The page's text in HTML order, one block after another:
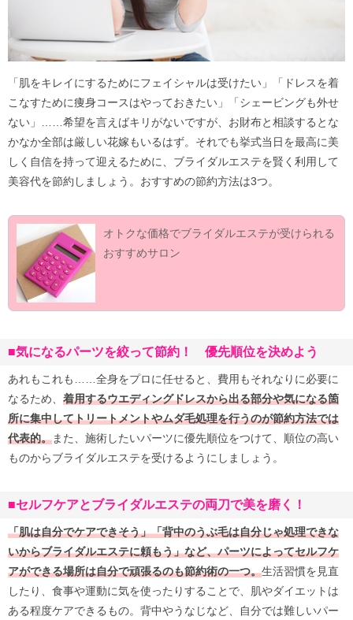
「肌をキレイにするためにフェイシャルは受けたい」「ドレスを着
こなすために痩身コースはやっておきたい」「シェービングも外せ
ない」……希望を言えばキリがないですが、お財布と相談するとな
かなか全部は厳しい花嫁もいるはず。それでも挙式当日を最高に美
しく自信を持って迎えるために、ブライダルエステを賢く利用して
美容代を節約しましょう。おすすめの節約方法は3つ。
オトクな価格でブライダルエステが受けられる
おすすめサロン
■気になるパーツを絞って節約！ 優先順位を決めよう
あれもこれも……全身をプロに任せると、費用もそれなりに必要に
なるため、 着用するウエディングドレスから出る部分や気になる箇
所に集中してトリートメントやムダ毛処理を行うのが節約方法では
代表的。また、施術したいパーツに優先順位をつけて、順位の高い
ものからブライダルエステを受けるようにしましょう。
■セルフケアとブライダルエステの両刀で美を磨く！
「肌は自分でケアできそう」「背中のうぶ毛は自分じゃ処理できな
いからブライダルエステに頼もう」など、パーツによってセルフケ
アができる場所は自分で頑張るのも節約術の一つ。生活習慣を見直
したり、食事や運動に気を使ったりすることで、肌やダイエットは
ある程度ケアできるもの。背中やうなじなど、自分では難しいパー